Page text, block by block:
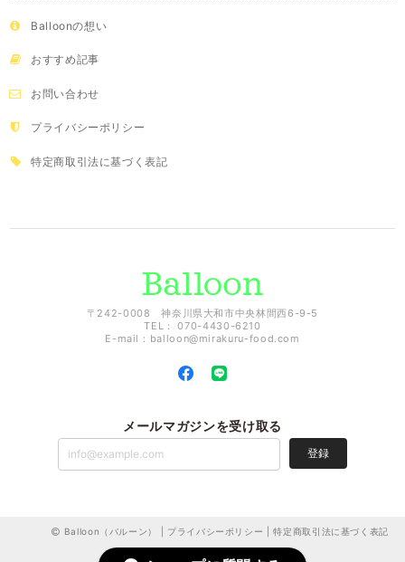
Balloonの想い
おすすめ記事
お問い合わせ
プライバシーポリシー
特定商取引法に基づく表記
〒242-0008 神奈川県大和市中央林間西6-9-5
TEL： 070-4430-6210
E-mail： balloon@mirakuru-food.com
メールマガジンを受け取る
登録
Balloon（バルーン） | プライバシーポリシー |特定商取引法に基づく表記